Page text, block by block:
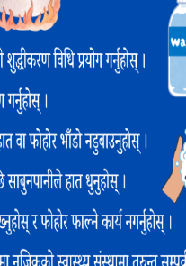
मिसन टु नेपाल रुकुमपूर्व
लागि साना टेबुल,
शिब प्रसाद अधिकारीले
Learning) र
सिकाई
शिक्षकलाई
धन्यवाद दिनुभएको छ ।